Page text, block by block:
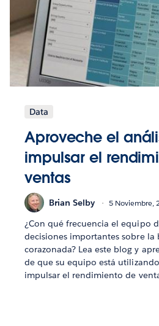
Data
Aproveche el
impulsar el
ventas
Brian Selby 5 Noviembre,
¿Con qué frecuencia el equipo
decisiones importantes sobre la
corazonada? Lea este blog y
de que su equipo está
impulsar el rendimiento de